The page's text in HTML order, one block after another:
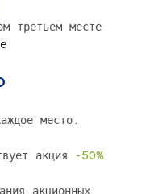
третьем месте
место.
акция
-50%
акционных